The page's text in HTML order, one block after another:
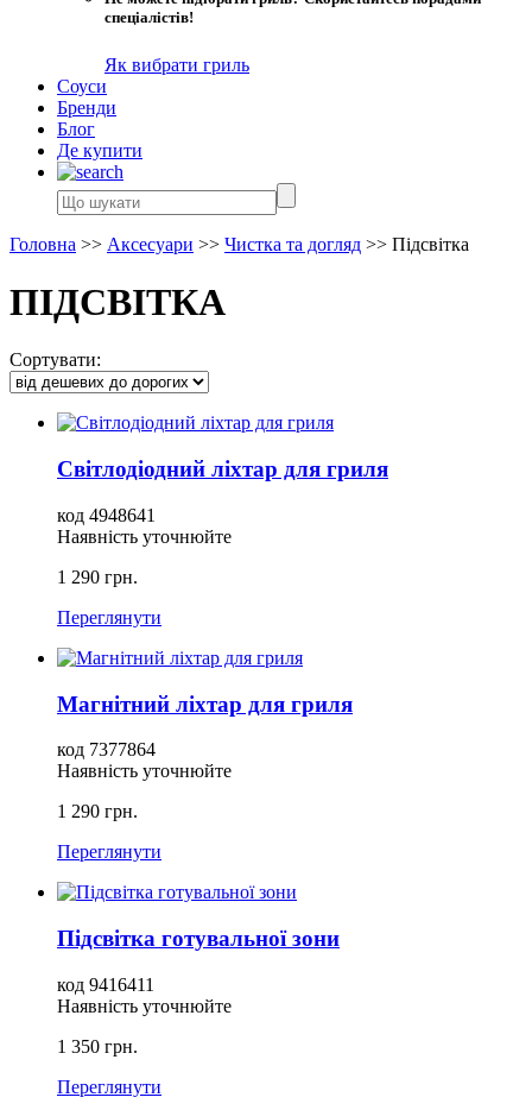
спеціалістів!
Як вибрати гриль
Соуси
Бренди
Блог
Де купити
Головна >> Аксесуари >> Чистка та догляд >> Підсвітка
ПІДСВІТКА
Сортувати:
Світлодіодний ліхтар для гриля
код 4948641
Наявність уточнюйте
1 290 грн.
Переглянути
Магнітний ліхтар для гриля
код 7377864
Наявність уточнюйте
1 290 грн.
Переглянути
Підсвітка готувальної зони
код 9416411
Наявність уточнюйте
1 350 грн.
Переглянути